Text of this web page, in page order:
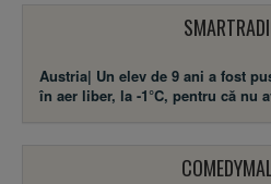
Austria| Un elev de 9 ani a fost
în aer liber, la -1°C, pentru că nu